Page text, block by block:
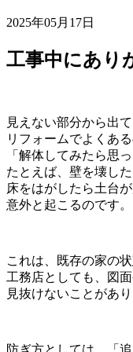
2025年05月17日
工事中にあり
見えない部分から出
リフォームでよくある
「解体してみたら思
たとえば、壁を壊し
床をはがしたら土台
意外と起こるのです。
これは、既存の家の
工務店としても、図
見抜けないことがあり
防ぎ方としては、「